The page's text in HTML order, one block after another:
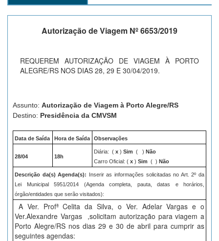
Autorização de Viagem Nº 6653/2019
REQUEREM AUTORIZAÇÃO DE VIAGEM À PORTO
ALEGRE/RS NOS DIAS 28, 29 E 30/04/2019.
Assunto: Autorização de Viagem à Porto Alegre/RS
Destino: Presidência da CMVSM
Data de Saída Hora de Saída Observações
28/04 18h
Diária: ( x ) Sim ( ) Não
Carro Oficial: ( x ) Sim ( ) Não
Descrição da(s) Agenda(s): Inserir as informações solicitadas no Art. 2º da
Lei Municipal 5951/2014 (Agenda completa, pauta, datas e horários,
órgão/entidades que serão visitados):
A Ver. Profª Celita da Silva, o Ver. Adelar Vargas e o
Ver.Alexandre Vargas ,solicitam autorização para viagem a
Porto Alegre/RS nos dias 29 e 30 de abril para cumprir as
seguintes agendas: